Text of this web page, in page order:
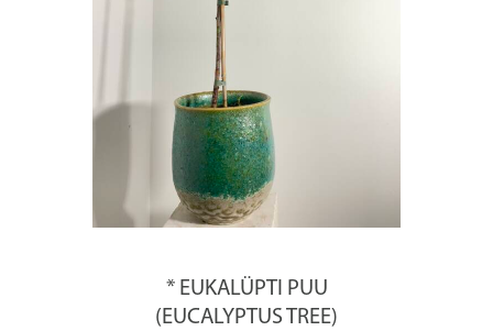
* EUKALÜPTI PUU
(EUCALYPTUS TREE)